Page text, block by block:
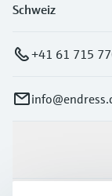
Schweiz
+41 61 715